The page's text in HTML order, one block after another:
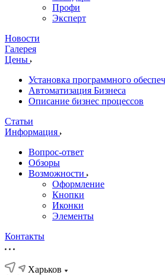
Профи
Эксперт
Новости
Галерея
Цены
Установка программного
Автоматизация Бизнеса
Описание бизнес процессов
Статьи
Информация
Вопрос-ответ
Обзоры
Возможности
Оформление
Кнопки
Иконки
Элементы
Контакты
Харьков